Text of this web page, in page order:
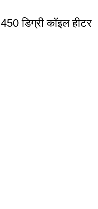
450 डिग्री कॉइल हीटर